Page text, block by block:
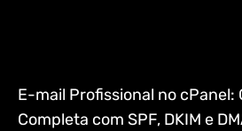
E-mail Profissional no cPanel:
Completa com SPF, DKIM e